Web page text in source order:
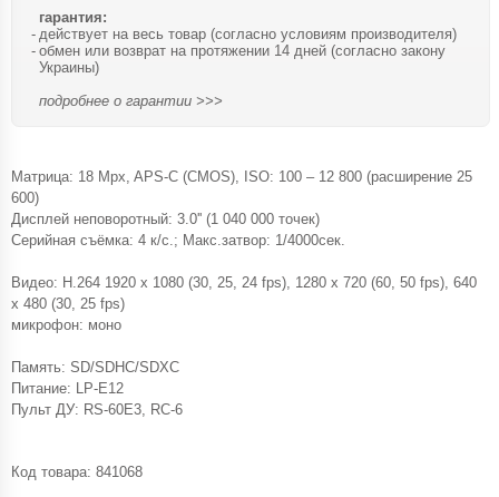
гарантия:
действует на весь товар (согласно условиям производителя)
обмен или возврат на протяжении 14 дней (согласно закону
Украины)
подробнее о гарантии >>>
Матрица: 18 Mpx, APS-C (CMOS), ISO: 100 – 12 800 (расширение 25
600)
Дисплей неповоротный: 3.0'' (1 040 000 точек)
Серийная съёмка: 4 к/с.; Макс.затвор: 1/4000сек.
Видео: H.264 1920 x 1080 (30, 25, 24 fps), 1280 x 720 (60, 50 fps), 640
x 480 (30, 25 fps)
микрофон: моно
Память: SD/SDHC/SDXC
Питание: LP-E12
Пульт ДУ: RS-60E3, RC-6
Код товара: 841068